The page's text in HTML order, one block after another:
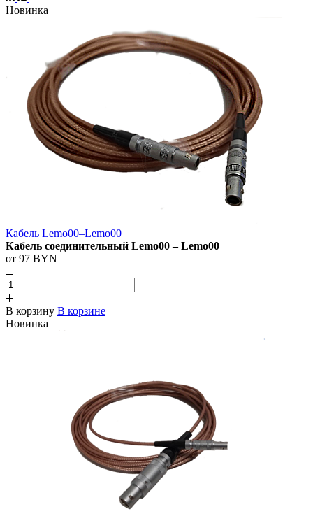
Новинка
Кабель Lemo00–Lemo00
Кабель соединительный Lemo00 – Lemo00
от 97 BYN
В корзину В корзине
Новинка